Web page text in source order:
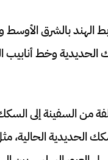
الهند بالشرق الأوسط
الحديدية وخط أنابيب
من السفينة إلى
الحديدية الحالية،